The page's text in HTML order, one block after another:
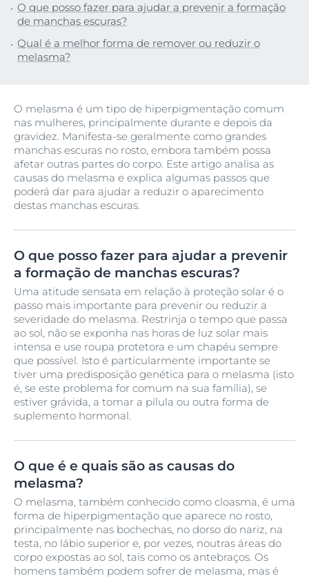
O que posso fazer para ajudar a prevenir a formação
de manchas escuras?
Qual é a melhor forma de remover ou reduzir o
melasma?
O melasma é um tipo de hiperpigmentação comum
nas mulheres, principalmente durante e depois da
gravidez. Manifesta-se geralmente como grandes
manchas escuras no rosto, embora também possa
afetar outras partes do corpo. Este artigo analisa as
causas do melasma e explica algumas passos que
poderá dar para ajudar a reduzir o aparecimento
destas manchas escuras.
O que posso fazer para ajudar a prevenir
a formação de manchas escuras?
Uma atitude sensata em relação à proteção solar é o
passo mais importante para prevenir ou reduzir a
severidade do melasma. Restrinja o tempo que passa
ao sol, não se exponha nas horas de luz solar mais
intensa e use roupa protetora e um chapéu sempre
que possível. Isto é particularmente importante se
tiver uma predisposição genética para o melasma (isto
é, se este problema for comum na sua família), se
estiver grávida, a tomar a pílula ou outra forma de
suplemento hormonal.
O que é e quais são as causas do
melasma?
O melasma, também conhecido como cloasma, é uma
forma de hiperpigmentação que aparece no rosto,
principalmente nas bochechas, no dorso do nariz, na
testa, no lábio superior e, por vezes, noutras áreas do
corpo expostas ao sol, tais como os antebraços. Os
homens também podem sofrer de melasma, mas é